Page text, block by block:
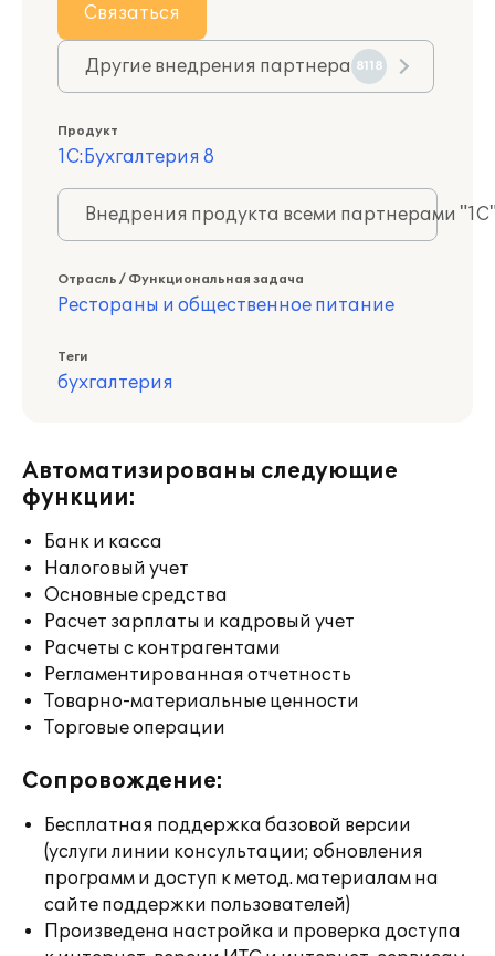
Связаться
Другие внедрения партнера 8118
Продукт
1С:Бухгалтерия 8
Внедрения продукта всеми партнерами
Отрасль / Функциональная задача
Рестораны и общественное питание
Теги
бухгалтерия
Автоматизированы следующие
функции:
Банк и касса
Налоговый учет
Основные средства
Расчет зарплаты и кадровый учет
Расчеты с контрагентами
Регламентированная отчетность
Товарно-материальные ценности
Торговые операции
Сопровождение:
Бесплатная поддержка базовой версии
(услуги линии консультации; обновления
программ и доступ к метод. материалам на
сайте поддержки пользователей)
Произведена настройка и проверка доступа